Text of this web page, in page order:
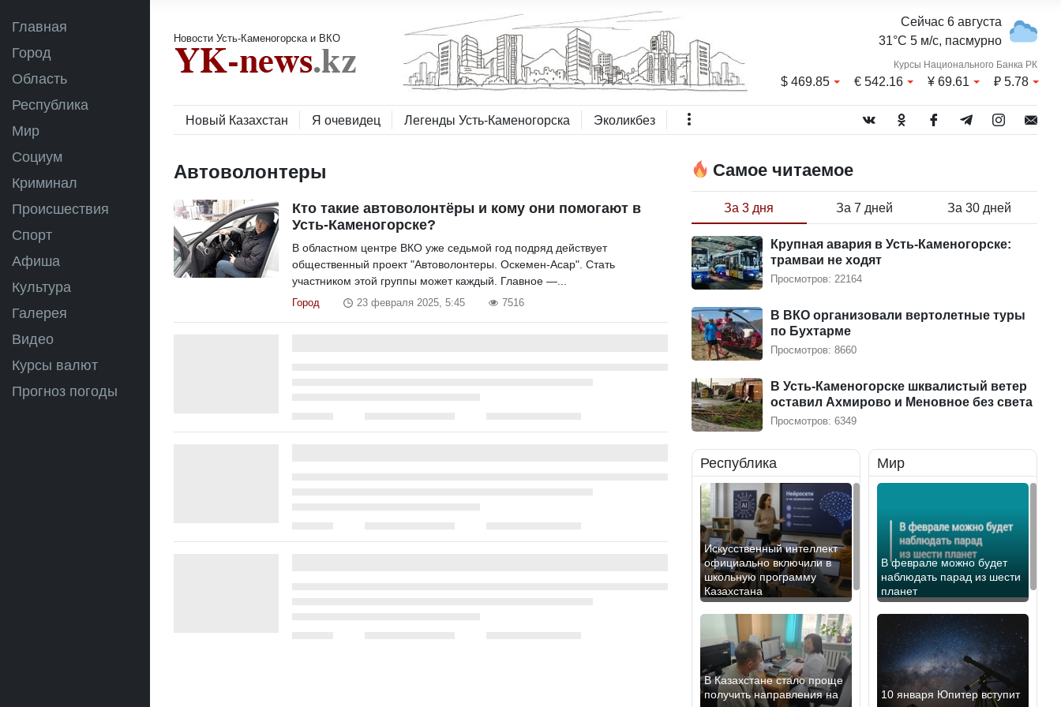
Главная
Город
Область
Республика
Мир
Социум
Криминал
Происшествия
Спорт
Афиша
Культура
Галерея
Видео
Курсы валют
Прогноз погоды
Новости Усть-Каменогорска и ВКО
Сейчас 6 августа
31°C 5 м/с, пасмурно
Курсы Национального Банка РК
$469.85 €542.16 ¥69.61 ₽5.78
Новый Казахстан Я очевидец Легенды Усть-Каменогорска Эколикбез
Автоволонтеры
Кто такие автоволонтёры и кому они помогают в
Усть-Каменогорске?
В областном центре ВКО уже седьмой год подряд действует
общественный проект "Автоволонтеры. Оскемен-Асар". Стать
участником этой группы может каждый. Главное —...
Город 23 февраля 2025, 5:45 7516
Самое читаемое
За 3 дня За 7 дней За 30 дней
Крупная авария в Усть-Каменогорске:
трамваи не ходят
Просмотров: 22164
В ВКО организовали вертолетные туры
по Бухтарме
Просмотров: 8660
В Усть-Каменогорске шквалистый ветер
оставил Ахмирово и Меновное без света
Просмотров: 6349
Республика
Искусственный интеллект
официально включили в
школьную программу
Казахстана
В Казахстане стало проще
получить направления на
Мир
В феврале можно будет
наблюдать парад из шести
планет
10 января Юпитер вступит